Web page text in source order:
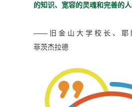
的知识、宽容的灵魂和完善的
—— 旧 金 山 大 学 校 长 、 耶
菲茨杰拉德